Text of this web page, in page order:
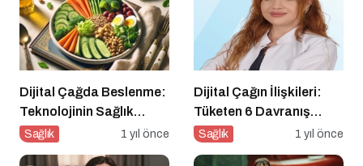
Dijital Çağda Beslenme:
Teknolojinin Sağlık
Üzerindeki Etkileri ve
Sağlık 1 yıl önce
Dijital Çağın İlişkileri:
Tüketen 6 Davranış
Biçimi
Sağlık 1 yıl önce